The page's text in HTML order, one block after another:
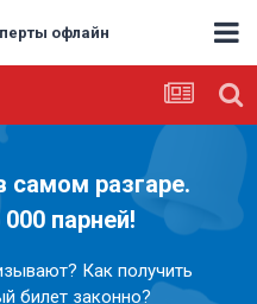
офлайн
самом разгаре.
парней!
Как получить
билет законно?